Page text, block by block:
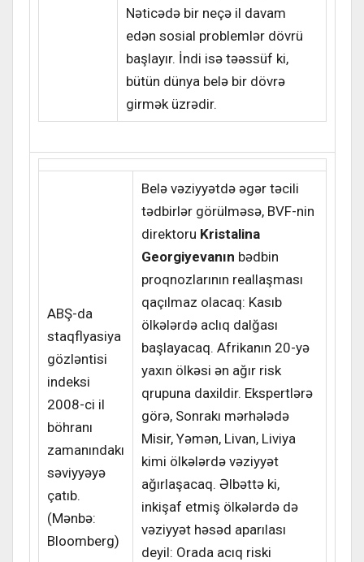
Nəticədə bir neçə il davam
edən sosial problemlər dövrü
başlayır. İndi isə təəssüf ki,
bütün dünya belə bir dövrə
girmək üzrədir.
ABŞ-da
staqflyasiya
gözləntisi
indeksi
2008-ci il
böhranı
zamanındakı
səviyyəyə
çatıb.
(Mənbə:
Bloomberg)
Belə vəziyyətdə əgər təcili
tədbirlər görülməsə, BVF-nin
direktoru Kristalina
Georgiyevanın bədbin
proqnozlarının reallaşması
qaçılmaz olacaq: Kasıb
ölkələrdə aclıq dalğası
başlayacaq. Afrikanın 20-yə
yaxın ölkəsi ən ağır risk
qrupuna daxildir. Ekspertlərə
görə, Sonrakı mərhələdə
Misir, Yəmən, Livan, Liviya
kimi ölkələrdə vəziyyət
ağırlaşacaq. Əlbəttə ki,
inkişaf etmiş ölkələrdə də
vəziyyət həsəd aparılası
deyil: Orada acıq riski